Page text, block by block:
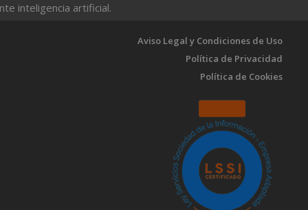
inteligencia artificial.
Aviso Legal y Condiciones de Uso
Política de Privacidad
Política de Cookies